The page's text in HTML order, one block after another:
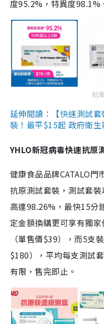
度95.2%，特異度98.1%
點
延伸閱讀：【快速測試
裝！最平$15起 政府衛
YHLO新冠病毒快速抗原
健康食品品牌CATALO門
抗原測試套裝，測試套
高達98.26%，最快15分
定金額換購更可享有獨
（單售價$39），而5支
$180），平均每支測試
有限，售完即止。